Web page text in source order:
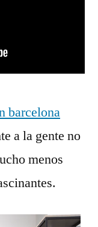
a la gente no
menos